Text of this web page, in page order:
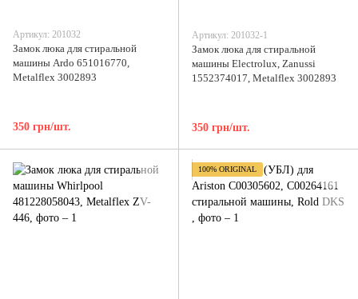
Артикул: 201032
Замок люка для стиральной
машины Ardo 651016770,
Metalflex 3002893
350 грн/шт.
Артикул: 201032-1
Замок люка для стиральной
машины Electrolux, Zanussi
1552374017, Metalflex 3002893
350 грн/шт.
100% ORIGINAL